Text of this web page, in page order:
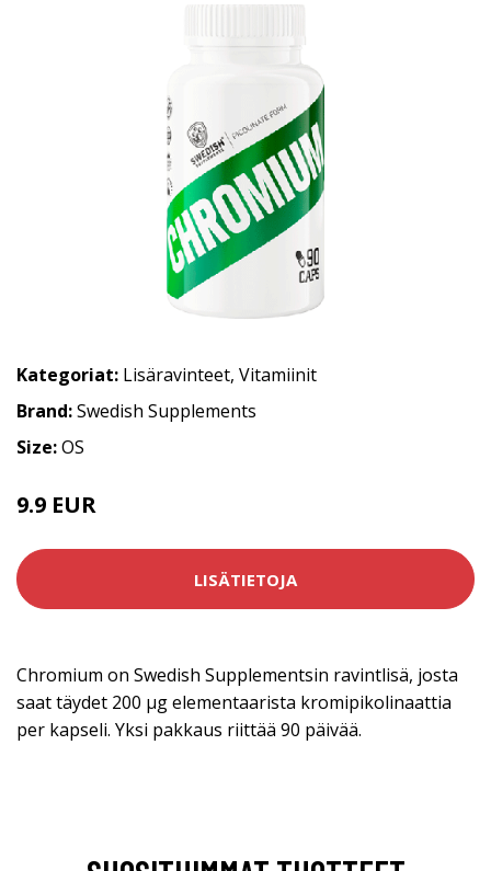
Kategoriat: Lisäravinteet, Vitamiinit
Brand:Swedish Supplements
Size:OS
9.9 EUR
LISÄTIETOJA
Chromium on Swedish Supplementsin ravintlisä, josta
saat täydet 200 µg elementaarista kromipikolinaattia
per kapseli. Yksi pakkaus riittää 90 päivää.